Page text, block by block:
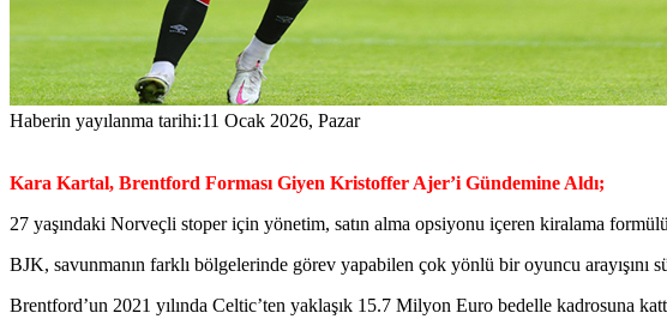
Haberin yayılanma tarihi:11 Ocak 2026, Pazar
Kara Kartal, Brentford Forması Giyen Kristoffer Ajer’i Gündemine Aldı;
27 yaşındaki Norveçli stoper için yönetim, satın alma opsiyonu içeren kiralama
BJK, savunmanın farklı bölgelerinde görev yapabilen çok yönlü bir oyuncu
Brentford’un 2021 yılında Celtic’ten yaklaşık 15.7 Milyon Euro bedelle kadrosuna